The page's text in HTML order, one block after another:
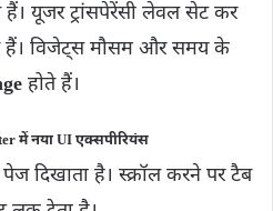
यूजर ट्रांसपेरेंसी लेवल सेट कर
विजेट्स मौसम और समय के
होते हैं।
में नया UI एक्सपीरियंस
दिखाता है। स्क्रॉल करने पर टैब